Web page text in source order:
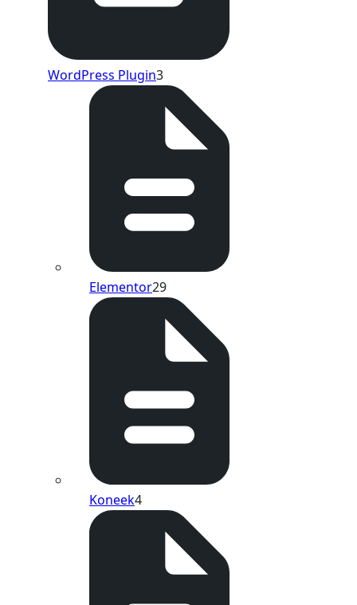
WordPress Plugin3
Elementor29
Koneek4